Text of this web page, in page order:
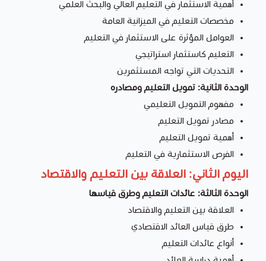
أهمية الاستثمار في التعليم العالي والبحث العلمي
مخصصات التعليم في الميزانية العامة
العوامل المؤثرة على الاستثمار في التعليم
التعليم كاستثمار استراتيجي
التحديات التي تواجه المستثمرين
الوحدة الثانية: تمويل التعليم ومصادره
مفهوم التمويل التعليمي
مصادر تمويل التعليم
أهمية تمويل التعليم
الفرص الاستثمارية في التعليم
اليوم الثاني: العلاقة بين التعليم والاقتصاد
الوحدة الثالثة: عائدات التعليم وطرق قياسها
العلاقة بين التعليم والاقتصاد
طرق قياس العائد الاقتصادي
أنواع عائدات التعليم